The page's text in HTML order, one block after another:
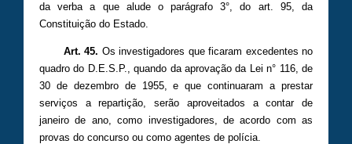
da verba a que alude o parágrafo 3°, do art. 95, da
Constituição do Estado.
Art. 45. Os investigadores que ficaram excedentes no
quadro do D.E.S.P., quando da aprovação da Lei n° 116, de
30 de dezembro de 1955, e que continuaram a prestar
serviços a repartição, serão aproveitados a contar de
janeiro de ano, como investigadores, de acordo com as
provas do concurso ou como agentes de polícia.